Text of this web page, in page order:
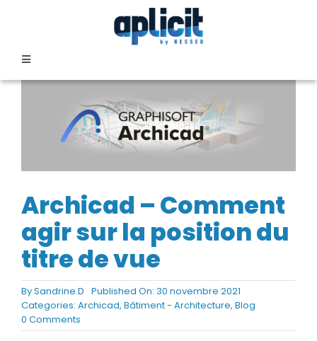
Toggle
Navigation
FORMATION
TEMOIGNAGES
EVENEMENTS
BLOG
Archicad – Comment
agir sur la position du
titre de vue
BySandrine.D Published On: 30 novembre 2021
Categories: Archicad, Bâtiment - Architecture, Blog
0 Commentson
Archicad